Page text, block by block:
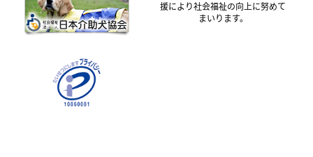
援により社会福祉の向上に努めて
まいります。